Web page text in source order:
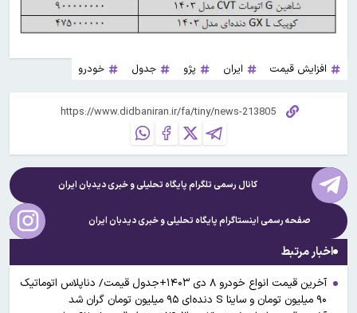
افزایش قیمت ایران پژو جدول خودرو
کانال رسمی تلگرام پایگاه تحلیلی و خبریدیدبان ایران
صفحه رسمی اینستاگرام پایگاه تحلیلی و خبریدیدبان ایران
اخبار مرتبط
آخرین قیمت انواع خودرو ۸ دی ۱۴۰۳+جدول قیمت/ دناپلاس اتوماتیک
۹۰ میلیون تومان و ساینا S دنده‌ای ۹۵ میلیون تومان گران شد